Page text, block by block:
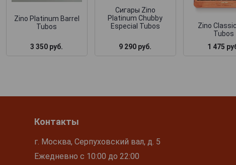
Zino Platinum Barrel
Tubos
3 350 руб.
Сигары Zino
Platinum Chubby
Especial Tubos
9 290 руб.
Zino
Tubos
1 475
Контакты
г. Москва, Серпуховский вал, д. 5
Ежедневно с 10:00 до 22:00